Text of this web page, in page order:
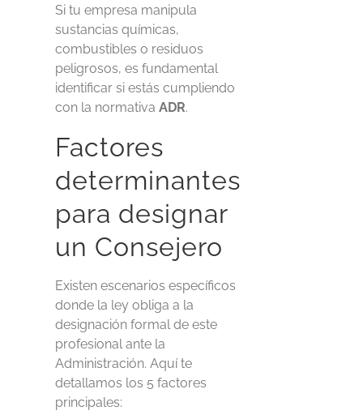
Si tu empresa manipula
sustancias químicas,
combustibles o residuos
peligrosos, es fundamental
identificar si estás cumpliendo
con la normativa ADR.
Factores
determinantes
para designar
un Consejero
Existen escenarios específicos
donde la ley obliga a la
designación formal de este
profesional ante la
Administración. Aquí te
detallamos los 5 factores
principales: